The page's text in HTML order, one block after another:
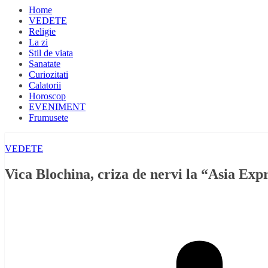
Home
VEDETE
Religie
La zi
Stil de viata
Sanatate
Curiozitati
Calatorii
Horoscop
EVENIMENT
Frumusete
VEDETE
Vica Blochina, criza de nervi la “Asia